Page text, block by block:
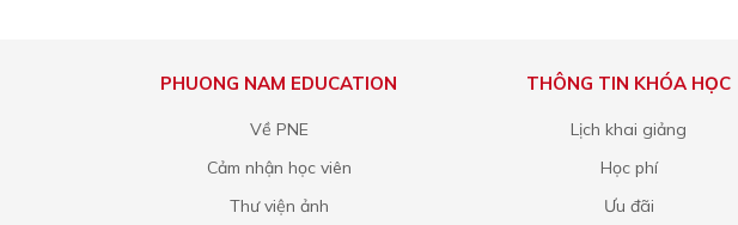
PHUONG NAM EDUCATION
Về PNE
Cảm nhận học viên
Thư viện ảnh
THÔNG TIN KHÓA HỌC
Lịch khai giảng
Học phí
Ưu đãi